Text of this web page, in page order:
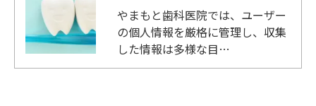
やまもと歯科医院では、ユーザー
の個人情報を厳格に管理し、収集
した情報は多様な目…